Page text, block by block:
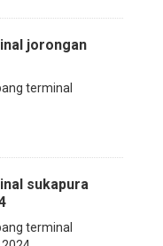
jorongan
terminal
sukapura
terminal